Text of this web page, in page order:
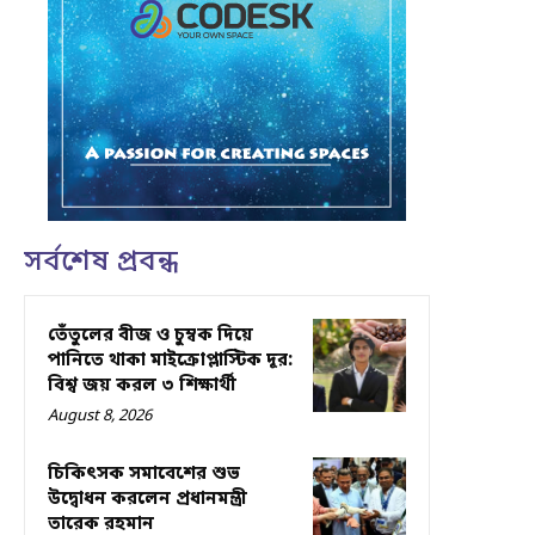
সর্বশেষ প্রবন্ধ
তেঁতুলের বীজ ও চুম্বক দিয়ে
পানিতে থাকা মাইক্রোপ্লাস্টিক দূর:
বিশ্ব জয় করল ৩ শিক্ষার্থী
August 8, 2026
চিকিৎসক সমাবেশের শুভ
উদ্বোধন করলেন প্রধানমন্ত্রী
তারেক রহমান